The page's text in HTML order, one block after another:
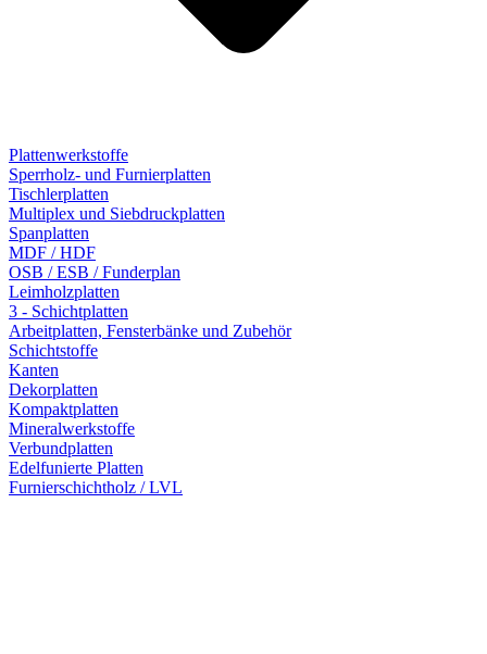
Plattenwerkstoffe
Sperrholz- und Furnierplatten
Tischlerplatten
Multiplex und Siebdruckplatten
Spanplatten
MDF / HDF
OSB / ESB / Funderplan
Leimholzplatten
3 - Schichtplatten
Arbeitplatten, Fensterbänke und Zubehör
Schichtstoffe
Kanten
Dekorplatten
Kompaktplatten
Mineralwerkstoffe
Verbundplatten
Edelfunierte Platten
Furnierschichtholz / LVL